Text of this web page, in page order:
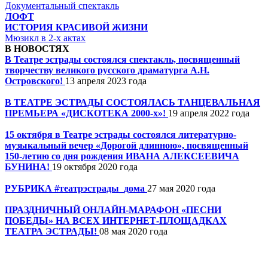
Документальный спектакль
ЛОФТ
ИСТОРИЯ КРАСИВОЙ ЖИЗНИ
Мюзикл в 2-х актах
В НОВОСТЯХ
В Театре эстрады состоялся спектакль, посвященный
творчеству великого русского драматурга А.Н.
Островского! 13 апреля 2023 года
В ТЕАТРЕ ЭСТРАДЫ СОСТОЯЛАСЬ ТАНЦЕВАЛЬНАЯ
ПРЕМЬЕРА «ДИСКОТЕКА 2000-х»! 19 апреля 2022 года
15 октября в Театре эстрады состоялся литературно-
музыкальный вечер «Дорогой длинною», посвященный
150-летию со дня рождения ИВАНА АЛЕКСЕЕВИЧА
БУНИНА! 19 октября 2020 года
РУБРИКА #театрэстрады_дома 27 мая 2020 года
ПРАЗДНИЧНЫЙ ОНЛАЙН-МАРАФОН «ПЕСНИ
ПОБЕДЫ» НА ВСЕХ ИНТЕРНЕТ-ПЛОЩАДКАХ
ТЕАТРА ЭСТРАДЫ! 08 мая 2020 года